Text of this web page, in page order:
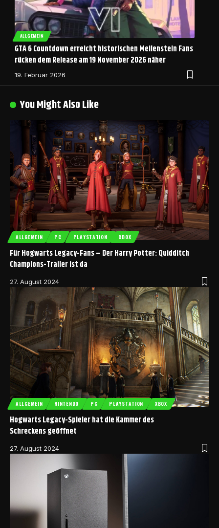
ALLGEMEIN
GTA 6 Countdown erreicht historischen Meilenstein Fans
rücken dem Release am 19 November 2026 näher
19. Februar 2026
You Might Also Like
ALLGEMEIN PC PLAYSTATION XBOX
Für Hogwarts Legacy-Fans – Der Harry Potter: Quidditch
Champions-Trailer ist da
27. August 2024
ALLGEMEIN NINTENDO PC PLAYSTATION XBOX
Hogwarts Legacy-Spieler hat die Kammer des
Schreckens geöffnet
27. August 2024